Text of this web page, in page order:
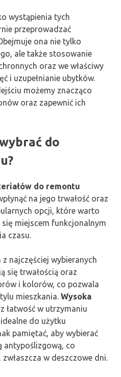
wystąpienia tych
przeprowadzać
ona nie tylko
ale także stosowanie
oraz we właściwy
i uzupełnianie ubytków.
możemy znacząco
oraz zapewnić ich
do
do remontu
na jego trwałość oraz
opcji, które warto
miejscem funkcjonalnym
czasu.
z najczęściej wybieranych
się trwałością oraz
i kolorów, co pozwala
mieszkania. Wysoka
łatwość w utrzymaniu
do użytku
pamiętać, aby wybierać
antypoślizgową, co
w deszczowe dni.